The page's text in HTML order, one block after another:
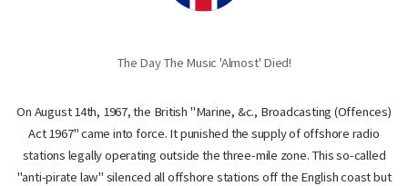
The Day The Music 'Almost' Died!
On August 14th, 1967, the British "Marine, &c., Broadcasting (Offences)
Act 1967" came into force. It punished the supply of offshore radio
stations legally operating outside the three-mile zone. This so-called
"anti-pirate law" silenced all offshore stations off the English coast but